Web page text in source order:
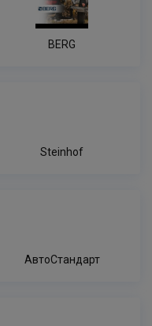
BERG
Steinhof
АвтоСтандарт